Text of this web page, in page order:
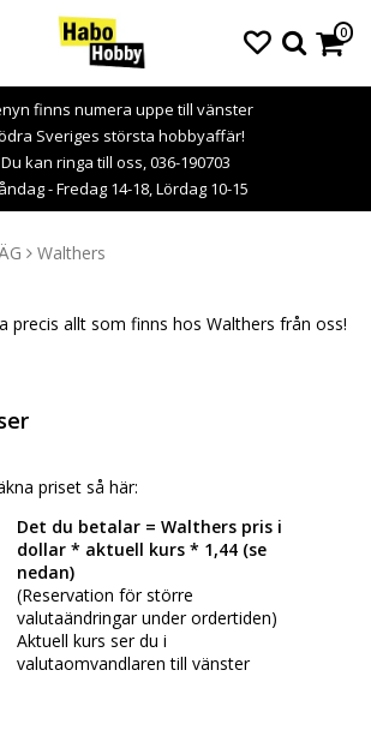
0
finns numera uppe till vänster
Sveriges största hobbyaffär!
Du kan ringa till oss, 036-190703
- Fredag 14-18, Lördag 10-15
Walthers
precis allt som finns hos Walthers från oss!
priset så här:
Det du betalar = Walthers pris i
dollar * aktuell kurs * 1,44 (se
nedan)
(Reservation för större
valutaändringar under ordertiden)
Aktuell kurs ser du i
valutaomvandlaren till vänster